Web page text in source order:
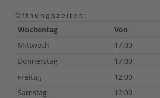
Öffnungszeiten:
Wochentag Von
Mittwoch
17:00
Donnerstag
17:00
Freitag
12:00
Samstag
12:00